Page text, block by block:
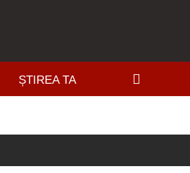
ȘTIREA TA